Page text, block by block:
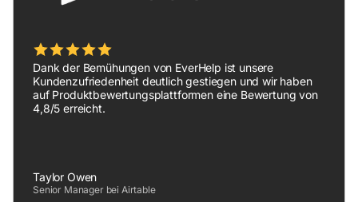
Dank der Bemühungen von EverHelp ist unsere
Kundenzufriedenheit deutlich gestiegen und wir haben
auf Produktbewertungsplattformen eine Bewertung von
4,8/5 erreicht.
Taylor Owen
Senior Manager bei Airtable